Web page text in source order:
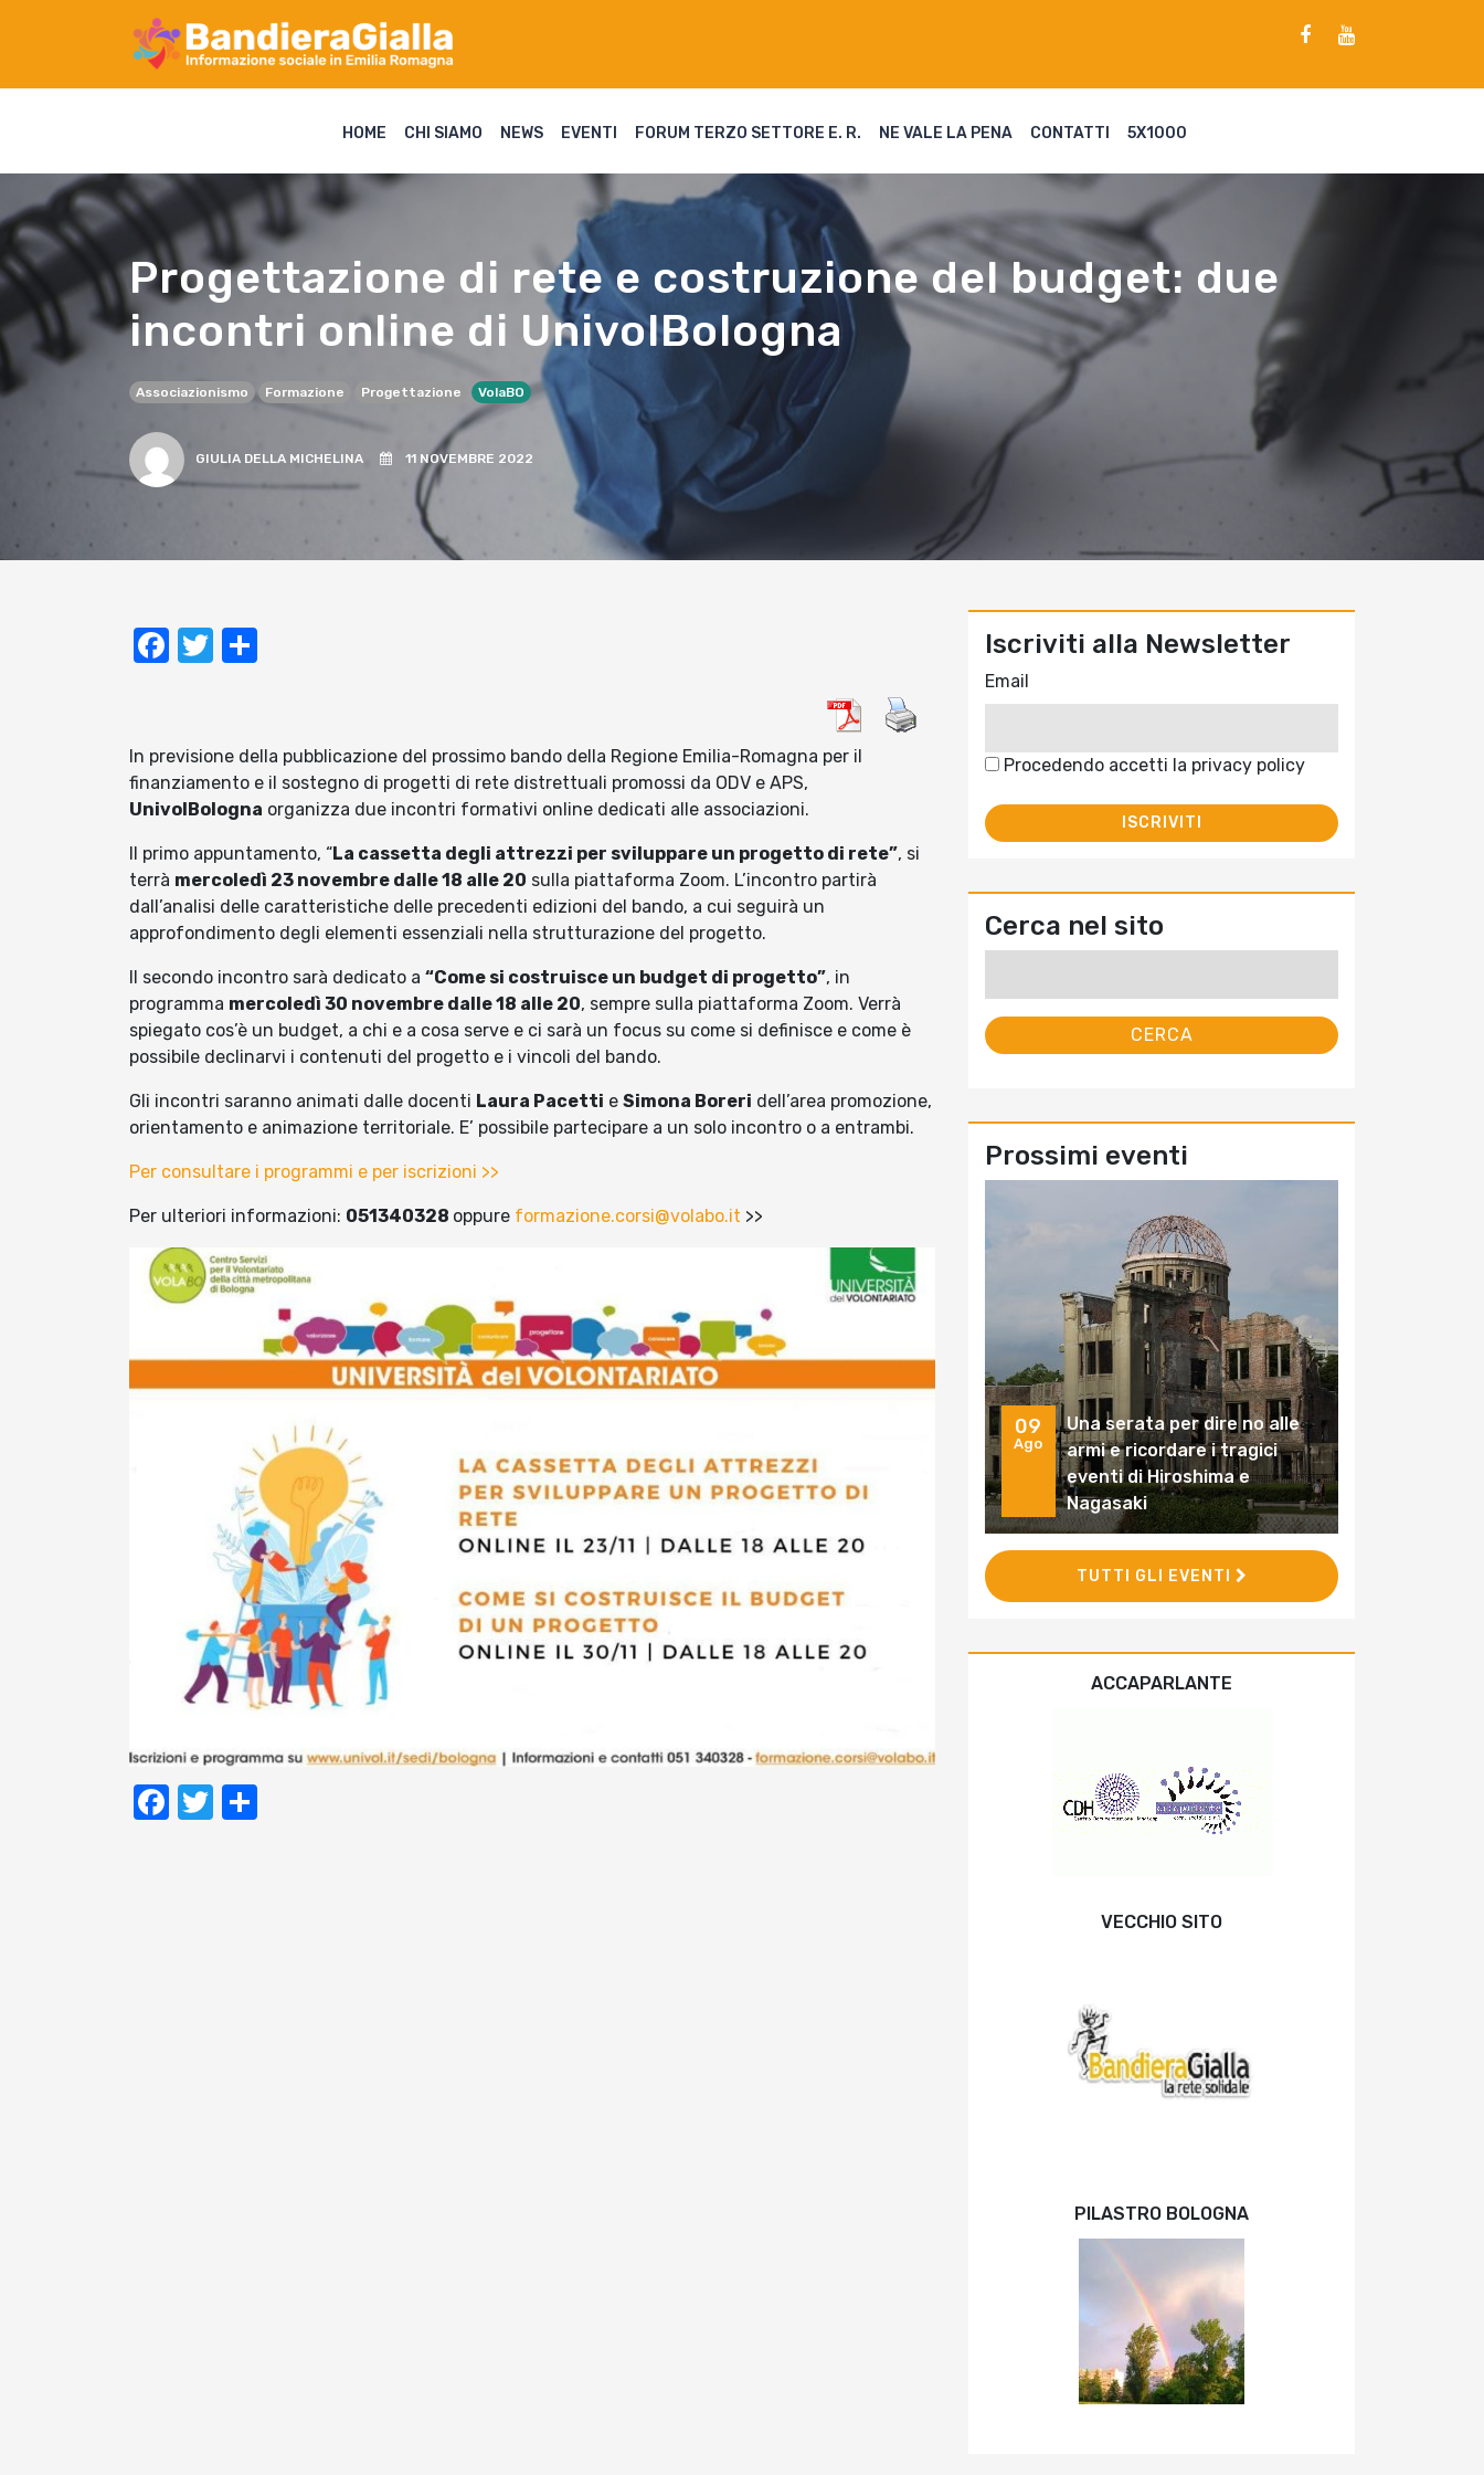
HOME CHI SIAMO NEWS EVENTI FORUM TERZO SETTORE E. R. NE VALE LA PENA CONTATTI 5X1000
Progettazione di rete e costruzione del budget: due
incontri online di UnivolBologna
Associazionismo Formazione Progettazione VolaBO
GIULIA DELLA MICHELINA 11 NOVEMBRE 2022
Facebook
Twitter
In previsione della pubblicazione del prossimo bando della Regione Emilia-Romagna per il
finanziamento e il sostegno di progetti di rete distrettuali promossi da ODV e APS,
UnivolBologna organizza due incontri formativi online dedicati alle associazioni.
Il primo appuntamento, “La cassetta degli attrezzi per sviluppare un progetto di rete”, si
terrà mercoledì 23 novembre dalle 18 alle 20 sulla piattaforma Zoom. L’incontro partirà
dall’analisi delle caratteristiche delle precedenti edizioni del bando, a cui seguirà un
approfondimento degli elementi essenziali nella strutturazione del progetto.
Il secondo incontro sarà dedicato a “Come si costruisce un budget di progetto”, in
programma mercoledì 30 novembre dalle 18 alle 20, sempre sulla piattaforma Zoom. Verrà
spiegato cos’è un budget, a chi e a cosa serve e ci sarà un focus su come si definisce e come è
possibile declinarvi i contenuti del progetto e i vincoli del bando.
Gli incontri saranno animati dalle docenti Laura Pacetti e Simona Boreri dell’area promozione,
orientamento e animazione territoriale. E’ possibile partecipare a un solo incontro o a entrambi.
Per consultare i programmi e per iscrizioni >>
Per ulteriori informazioni: 051340328 oppure formazione.corsi@volabo.it >>
Facebook
Twitter
Iscriviti alla Newsletter
Email
Procedendo accetti la privacy policy
Cerca nel sito
Prossimi eventi
09
Ago
Una serata per dire no alle
armi e ricordare i tragici
eventi di Hiroshima e
Nagasaki
TUTTI GLI EVENTI
ACCAPARLANTE
VECCHIO SITO
PILASTRO BOLOGNA